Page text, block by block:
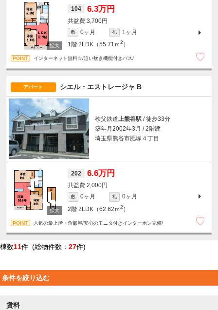
104 6.3万円
3,700円
敷 0ヶ月 礼
1ヶ月
1階 2LDK（55.71ｍ2 ）
インターネット無料☆/追い炊き機能付きバス/
アパート シエル・エストレージャ B
秩父鉄道上熊谷駅 / 徒歩33分
築年月2002年3月 / 2階建
埼玉県熊谷市肥塚４丁目
202 6.6万円
2,000円
敷 0ヶ月 礼
0ヶ月
2階 2LDK（62.62ｍ2 ）
人気の最上階・角部屋/安心のモニタ付きインターホン完備/
棟数11件 (総物件数： 27件)
条件を絞り込む
賃料